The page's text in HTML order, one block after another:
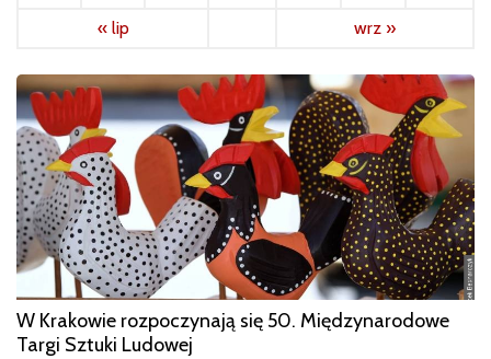
« lip
wrz »
W Krakowie rozpoczynają się 50. Międzynarodowe
Targi Sztuki Ludowej